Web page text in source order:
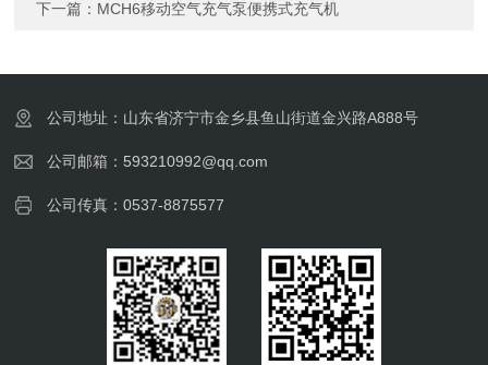
下一篇： MCH6移动空气充气泵便携式充气机
公司地址：山东省济宁市金乡县鱼山街道金兴路A888号
公司邮箱：593210992@qq.com
公司传真：0537-8875577